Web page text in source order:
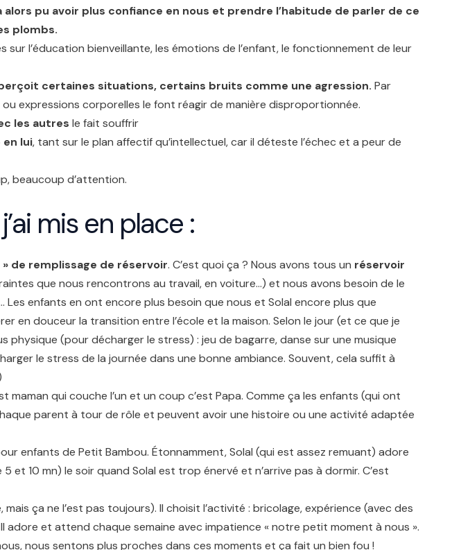
alors pu avoir plus confiance en nous et prendre l’habitude de parler de ce
plombs.
sur l’éducation bienveillante, les émotions de l’enfant, le fonctionnement de leur
certaines situations, certains bruits comme une agression. Par
expressions corporelles le font réagir de manière disproportionnée.
les autres le fait souffrir
lui, tant sur le plan affectif qu’intellectuel, car il déteste l’échec et a peur de
beaucoup d’attention.
mis en place :
» de remplissage de réservoir. C’est quoi ça ? Nous avons tous un réservoir
que nous rencontrons au travail, en voiture…) et nous avons besoin de le
enfants en ont encore plus besoin que nous et Solal encore plus que
en douceur la transition entre l’école et la maison. Selon le jour (et ce que je
(pour décharger le stress) : jeu de bagarre, danse sur une musique
le stress de la journée dans une bonne ambiance. Souvent, cela suffit à
maman qui couche l’un et un coup c’est Papa. Comme ça les enfants (qui ont
parent à tour de rôle et peuvent avoir une histoire ou une activité adaptée
enfants de Petit Bambou. Étonnamment, Solal (qui est assez remuant) adore
10 mn) le soir quand Solal est trop énervé et n’arrive pas à dormir. C’est
mais ça ne l’est pas toujours). Il choisit l’activité : bricolage, expérience (avec des
et attend chaque semaine avec impatience « notre petit moment à nous ».
nous sentons plus proches dans ces moments et ça fait un bien fou !